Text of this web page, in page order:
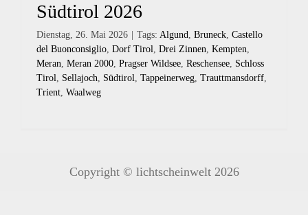
Südtirol 2026
Dienstag, 26. Mai 2026 Tags: Algund, Bruneck, Castello
del Buonconsiglio, Dorf Tirol, Drei Zinnen, Kempten,
Meran, Meran 2000, Pragser Wildsee, Reschensee, Schloss
Tirol, Sellajoch, Südtirol, Tappeinerweg, Trauttmansdorff,
Trient, Waalweg
Copyright © lichtscheinwelt 2026